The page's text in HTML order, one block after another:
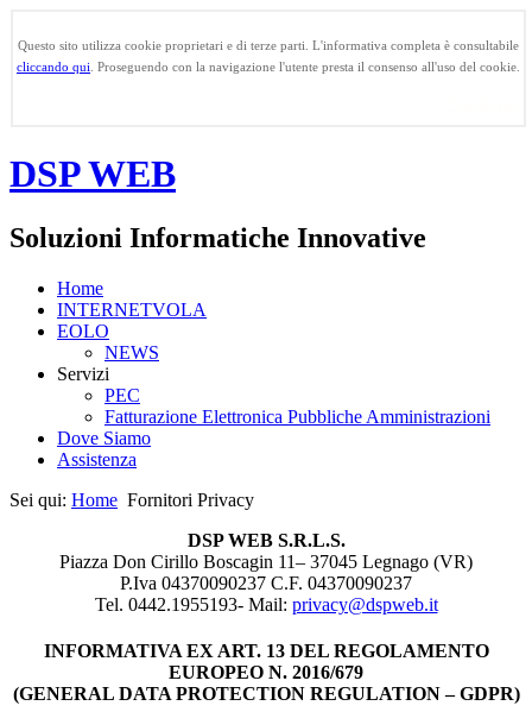
Questo sito utilizza cookie proprietari e di terze parti. L'informativa completa è consultabile
cliccando qui . Proseguendo con la navigazione l'utente presta il consenso all'uso del cookie.
DSP WEB
Soluzioni Informatiche Innovative
Home
INTERNETVOLA
EOLO
NEWS
Servizi
PEC
Fatturazione Elettronica Pubbliche Amministrazioni
Dove Siamo
Assistenza
Sei qui: Home Fornitori Privacy
DSP WEB S.R.L.S.
Piazza Don Cirillo Boscagin 11– 37045 Legnago (VR)
P.Iva 04370090237 C.F. 04370090237
Tel. 0442.1955193- Mail: privacy@dspweb.it
INFORMATIVA EX ART. 13 DEL REGOLAMENTO
EUROPEO N. 2016/679
(GENERAL DATA PROTECTION REGULATION – GDPR)